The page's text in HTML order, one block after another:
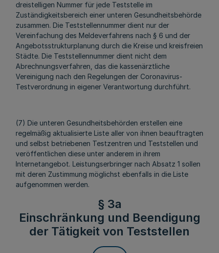
dreistelligen Nummer für jede Teststelle im
Zuständigkeitsbereich einer unteren Gesundheitsbehörde
zusammen. Die Teststellennummer dient nur der
Vereinfachung des Meldeverfahrens nach § 6 und der
Angebotsstrukturplanung durch die Kreise und kreisfreien
Städte. Die Teststellennummer dient nicht dem
Abrechnungsverfahren, das die kassenärztliche
Vereinigung nach den Regelungen der Coronavirus-
Testverordnung in eigener Verantwortung durchführt.
(7) Die unteren Gesundheitsbehörden erstellen eine
regelmäßig aktualisierte Liste aller von ihnen beauftragten
und selbst betriebenen Testzentren und Teststellen und
veröffentlichen diese unter anderem in ihrem
Internetangebot. Leistungserbringer nach Absatz 1 sollen
mit deren Zustimmung möglichst ebenfalls in die Liste
aufgenommen werden.
§ 3a
Einschränkung und Beendigung
der Tätigkeit von Teststellen